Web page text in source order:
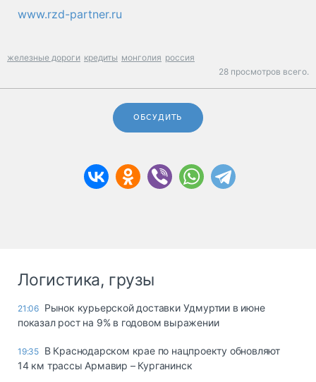
www.rzd-partner.ru
железные дороги кредиты монголия россия
28 просмотров всего.
ОБСУДИТЬ
Логистика, грузы
21:06 Рынок курьерской доставки Удмуртии в июне
показал рост на 9% в годовом выражении
19:35 В Краснодарском крае по нацпроекту обновляют
14 км трассы Армавир – Курганинск